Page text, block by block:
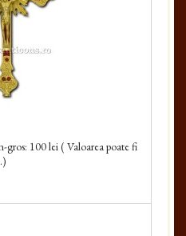
gros: 100 lei ( Valoarea poate fi